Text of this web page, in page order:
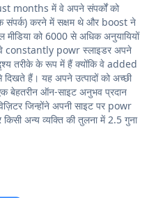
months में वे अपने संपर्कों को
संपर्क) करने में सक्षम थे और boost ने
को 6000 से अधिक अनुयायियों
वे constantly powr स्लाइडर अपने
तरीके के रूप में हैं क्योंकि वे added
दिखते हैं। यह अपने उत्पादों को अच्छी
बेहतरीन ऑन-साइट अनुभव प्रदान
जिन्होंने अपनी साइट पर powr
अन्य व्यक्ति की तुलना में 2.5 गुना